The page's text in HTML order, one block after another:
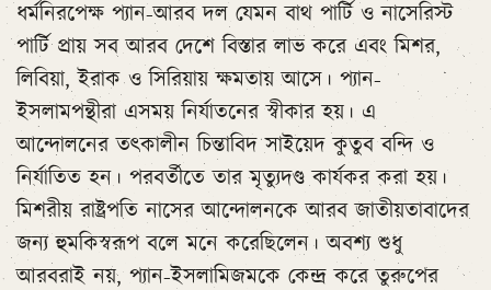
ধর্মনিরপেক্ষ প্যান-আরব দল যেমন বাথ পার্টি ও নাসেরিস্ট
পার্টি প্রায় সব আরব দেশে বিস্তার লাভ করে এবং মিশর,
লিবিয়া, ইরাক ও সিরিয়ায় ক্ষমতায় আসে। প্যান-
ইসলামপন্থীরা এসময় নির্যাতনের স্বীকার হয়। এ
আন্দোলনের তৎকালীন চিন্তাবিদ সাইয়েদ কুতুব বন্দি ও
নির্যাতিত হন। পরবর্তীতে তার মৃত্যুদণ্ড কার্যকর করা হয়।
মিশরীয় রাষ্ট্রপতি নাসের আন্দোলনকে আরব জাতীয়তাবাদের
জন্য হুমকিস্বরূপ বলে মনে করেছিলেন। অবশ্য শুধু
আরবরাই নয়, প্যান-ইসলামিজমকে কেন্দ্র করে তুরুপের